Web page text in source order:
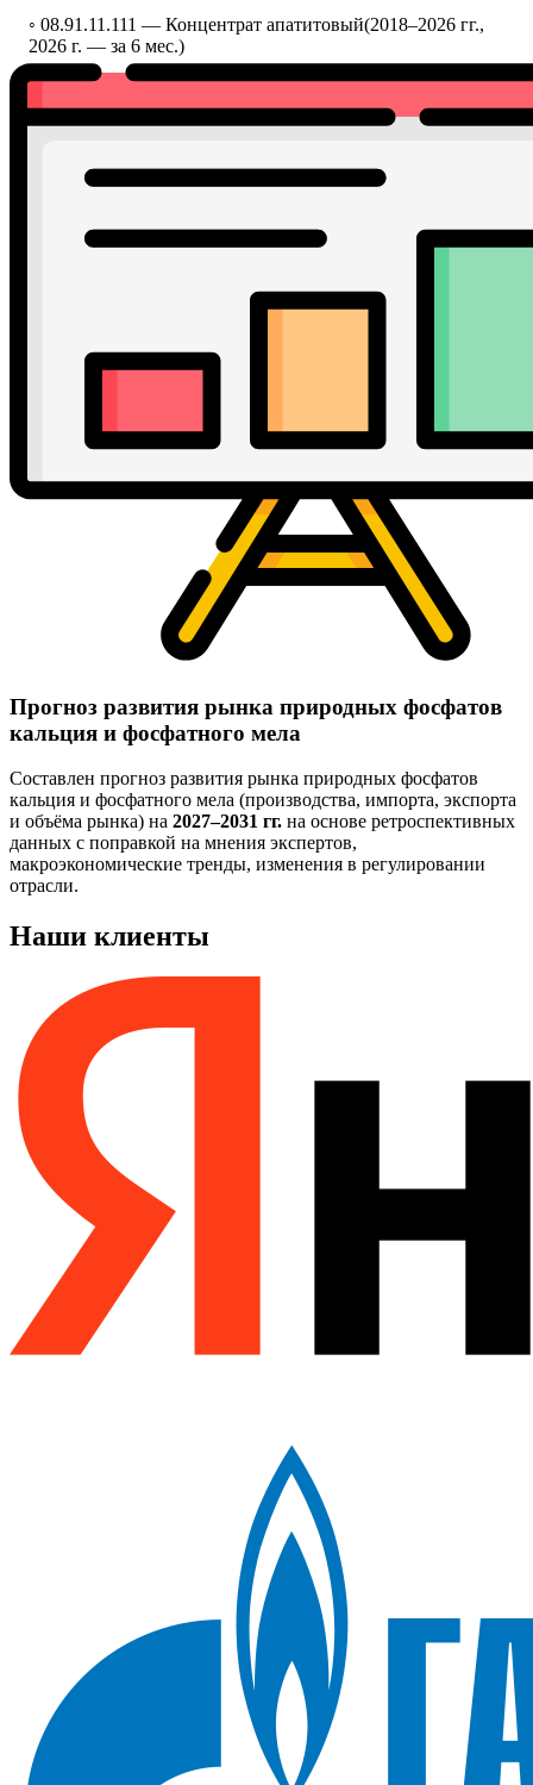
◦ 08.91.11.111 — Концентрат апатитовый(2018–2026 гг.,
2026 г. — за 6 мес.)
Прогноз развития рынка природных фосфатов
кальция и фосфатного мела
Составлен прогноз развития рынка природных фосфатов
кальция и фосфатного мела (производства, импорта, экспорта
и объёма рынка) на 2027–2031 гг. на основе ретроспективных
данных с поправкой на мнения экспертов,
макроэкономические тренды, изменения в регулировании
отрасли.
Наши клиенты